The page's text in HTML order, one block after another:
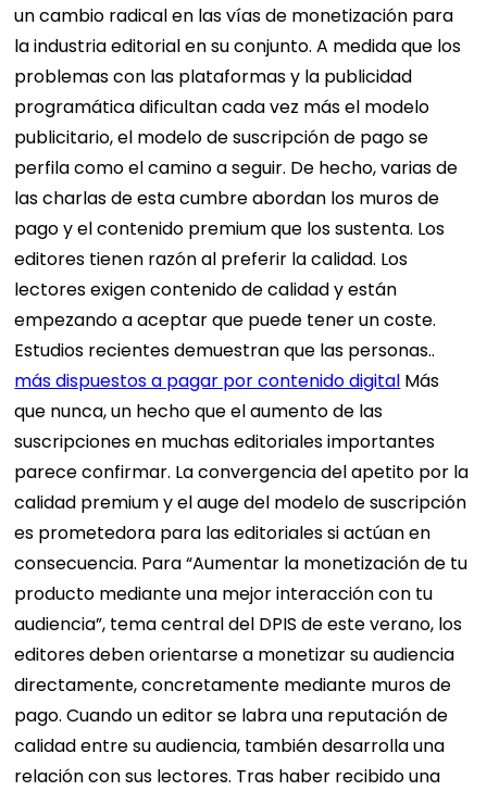
un cambio radical en las vías de monetización para
la industria editorial en su conjunto. A medida que los
problemas con las plataformas y la publicidad
programática dificultan cada vez más el modelo
publicitario, el modelo de suscripción de pago se
perfila como el camino a seguir. De hecho, varias de
las charlas de esta cumbre abordan los muros de
pago y el contenido premium que los sustenta. Los
editores tienen razón al preferir la calidad. Los
lectores exigen contenido de calidad y están
empezando a aceptar que puede tener un coste.
Estudios recientes demuestran que las personas..
más dispuestos a pagar por contenido digital Más
que nunca, un hecho que el aumento de las
suscripciones en muchas editoriales importantes
parece confirmar. La convergencia del apetito por la
calidad premium y el auge del modelo de suscripción
es prometedora para las editoriales si actúan en
consecuencia. Para “Aumentar la monetización de tu
producto mediante una mejor interacción con tu
audiencia”, tema central del DPIS de este verano, los
editores deben orientarse a monetizar su audiencia
directamente, concretamente mediante muros de
pago. Cuando un editor se labra una reputación de
calidad entre su audiencia, también desarrolla una
relación con sus lectores. Tras haber recibido una